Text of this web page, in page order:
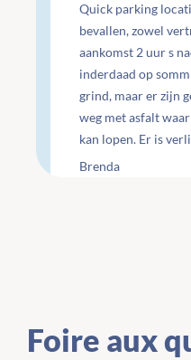
Quick parking
bevallen, zowel
aankomst 2 uur s
inderdaad op
grind, maar er zijn
weg met asfalt
kan lopen. Er is
maar wel minimaal.
Brenda
Foire aux